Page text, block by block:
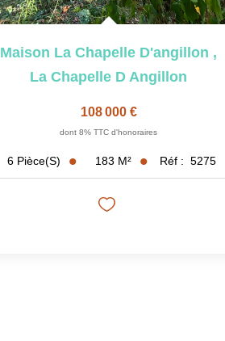
Maison La Chapelle D'angillon ,
La Chapelle D Angillon
108 000 €
dont 8% TTC d'honoraires
6 Pièce(s) 183 M² Réf : 5275